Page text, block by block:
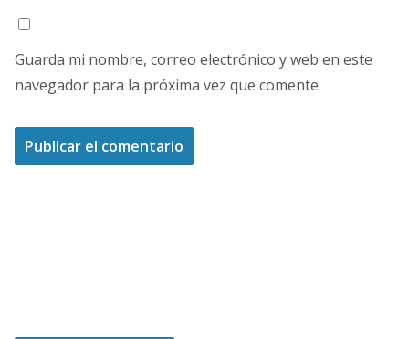
Guarda mi nombre, correo electrónico y web en este
navegador para la próxima vez que comente.